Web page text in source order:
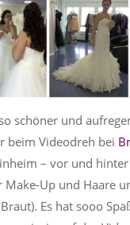
schöner und
beim Videodreh bei
– vor und hinter
Make-Up und Haare
Es hat sooo